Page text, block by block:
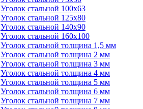
Уголок стальной 100х63
Уголок стальной 125х80
Уголок стальной 140х90
Уголок стальной 160х100
Уголок стальной толщина 1,5 мм
Уголок стальной толщина 2 мм
Уголок стальной толщина 3 мм
Уголок стальной толщина 4 мм
Уголок стальной толщина 5 мм
Уголок стальной толщина 6 мм
Уголок стальной толщина 7 мм